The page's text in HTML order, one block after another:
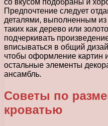
со вкусом подобраны и
Предпочтение следует
деталями, выполненным из
таких как дерево или
подчеркивать
вписываться в общий
чтобы оформление картин
остальные элементы
ансамбль.
Советы по
кроватью